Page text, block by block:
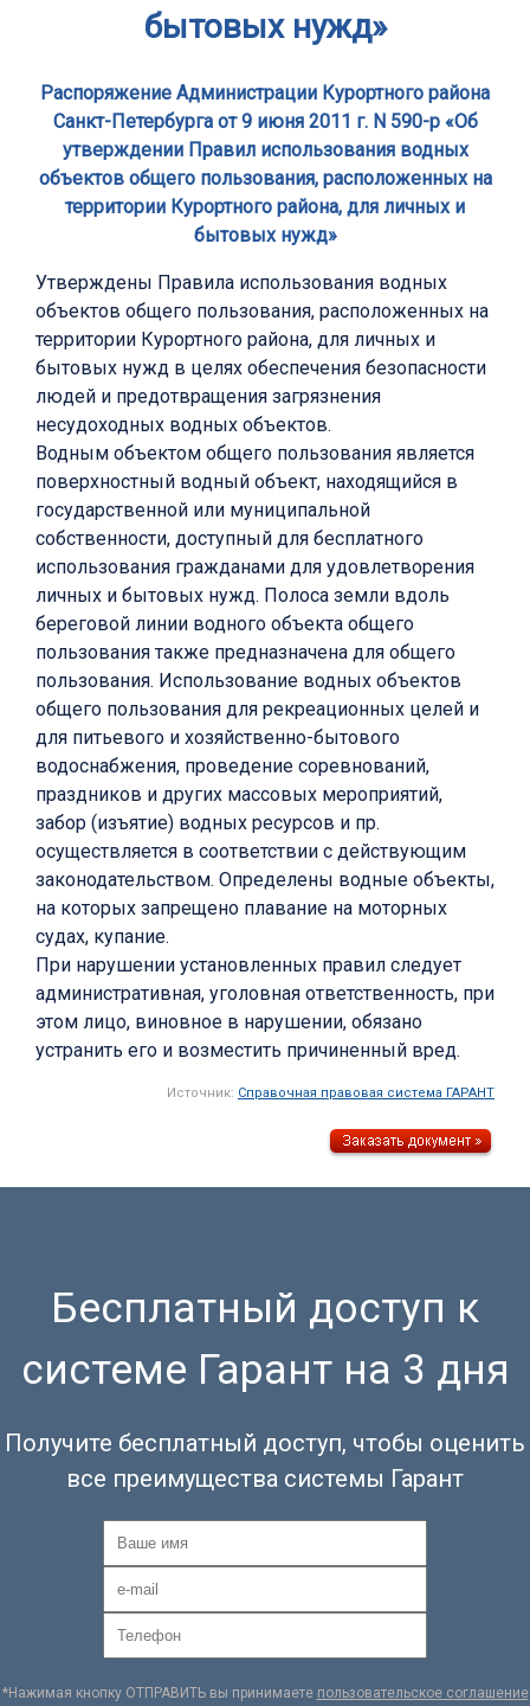
бытовых нужд»
Распоряжение Администрации Курортного района
Санкт-Петербурга от 9 июня 2011 г. N 590-р «Об
утверждении Правил использования водных
объектов общего пользования, расположенных на
территории Курортного района, для личных и
бытовых нужд»
Утверждены Правила использования водных
объектов общего пользования, расположенных на
территории Курортного района, для личных и
бытовых нужд в целях обеспечения безопасности
людей и предотвращения загрязнения
несудоходных водных объектов.
Водным объектом общего пользования является
поверхностный водный объект, находящийся в
государственной или муниципальной
собственности, доступный для бесплатного
использования гражданами для удовлетворения
личных и бытовых нужд. Полоса земли вдоль
береговой линии водного объекта общего
пользования также предназначена для общего
пользования. Использование водных объектов
общего пользования для рекреационных целей и
для питьевого и хозяйственно-бытового
водоснабжения, проведение соревнований,
праздников и других массовых мероприятий,
забор (изъятие) водных ресурсов и пр.
осуществляется в соответствии с действующим
законодательством. Определены водные объекты,
на которых запрещено плавание на моторных
судах, купание.
При нарушении установленных правил следует
административная, уголовная ответственность, при
этом лицо, виновное в нарушении, обязано
устранить его и возместить причиненный вред.
Источник: Справочная правовая система ГАРАНТ
Бесплатный доступ к
системе Гарант на 3 дня
Получите бесплатный доступ, чтобы оценить
все преимущества системы Гарант
*Нажимая кнопку ОТПРАВИТЬ вы принимаете пользовательское соглашение